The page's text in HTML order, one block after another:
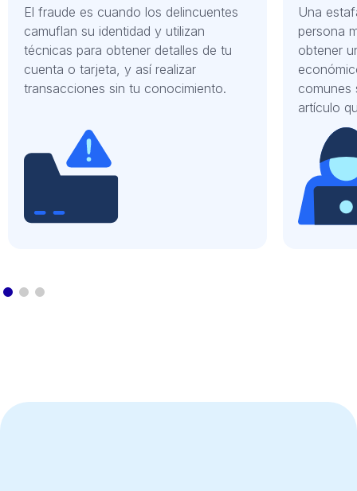
El fraude es cuando los delincuentes
camuflan su identidad y utilizan
técnicas para obtener detalles de tu
cuenta o tarjeta, y así realizar
transacciones sin tu conocimiento.
Una
persona
obtener
comunes
artículo